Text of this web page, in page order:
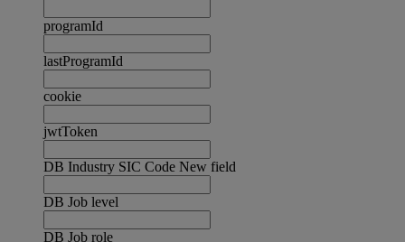
programId
lastProgramId
cookie
jwtToken
DB Industry SIC Code New field
DB Job level
DB Job role